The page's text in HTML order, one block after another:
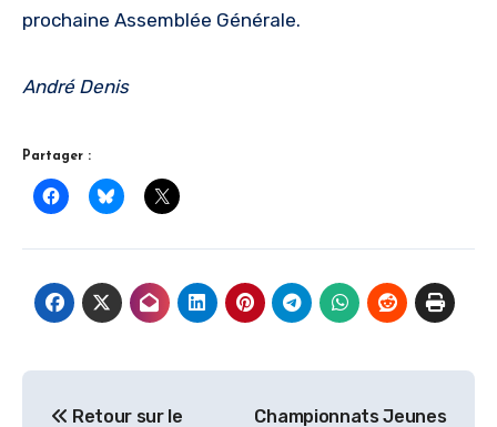
prochaine Assemblée Générale.
André Denis
Partager :
Retour sur le
Championnats Jeunes